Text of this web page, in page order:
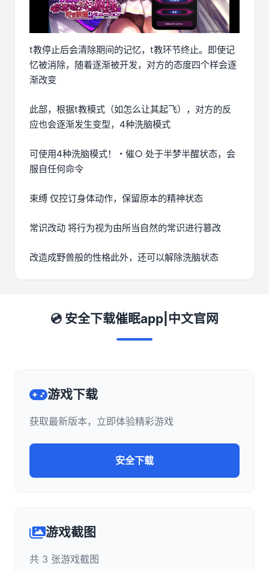
t教停止后会清除期间的记忆，t教环节终止。即使记
忆被消除，随着逐渐被开发，对方的态度四个样会逐
渐改变
此部，根据t教模式（如怎么让其起飞），对方的反
应也会逐渐发生变型，4种洗脑模式
可使用4种洗脑模式！・催○ 处于半梦半醒状态，会
服自任何命令
束缚 仅控订身体动作，保留原本的精神状态
常识改动 将行为视为由所当自然的常识进行篡改
改造成野兽般的性格此外，还可以解除洗脑状态
💿 安全下载催眠app|中文官网
游戏下载
获取最新版本，立即体验精彩游戏
安全下载
游戏截图
共 3 张游戏截图